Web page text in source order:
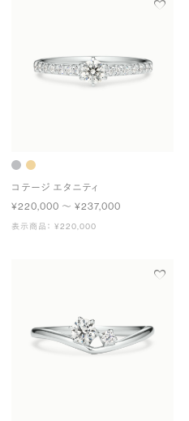
コテージ エタニティ
¥220,000 〜 ¥237,000
表示商品： ¥220,000